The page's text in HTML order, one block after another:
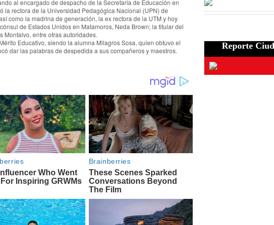
al encargado de despacho de la Secretaría de Educación en
la rectora de la Universidad Pedagógica Nacional (UPN) de
como la madrina de generación, la ex rectora de la UTM y hoy
de Estados Unidos en Matamoros, Neda Brown; la titular del
Montalvo, entre otras autoridades.
Educativo, siendo la alumna Milagros Sosa, quien obtuvo el
dar las palabras de despedida a sus compañeros y maestros.
Reporte